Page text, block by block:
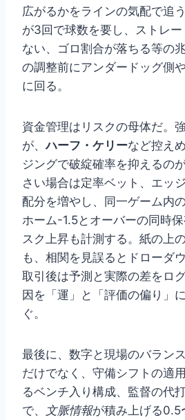
広がるかをラインの気配で追
が3回で球数を要し、ストレ
ない、ゴロ割合が落ちる等の
の調整前にアンダードッグ側
に回る。
資金管理はリスクの母体だ。
が、ハーフ・ケリーなど控え
ジングで破綻確率を抑えるの
さい場合は定率ベット、エッ
配分を増やし、同一ゲーム内
ホーム-1.5とオーバーの同時
スク上昇も計測する。紙の上
も、相関を見誤るとドローダ
取引後は予測と実際の差をロ
因を「運」と「評価の偏り」
ぐ。
最後に、数字と現場のバラン
だけでなく、守備シフトの適
るベンチ入り構成、監督の代
で、
文脈情報が積み上げる0.5